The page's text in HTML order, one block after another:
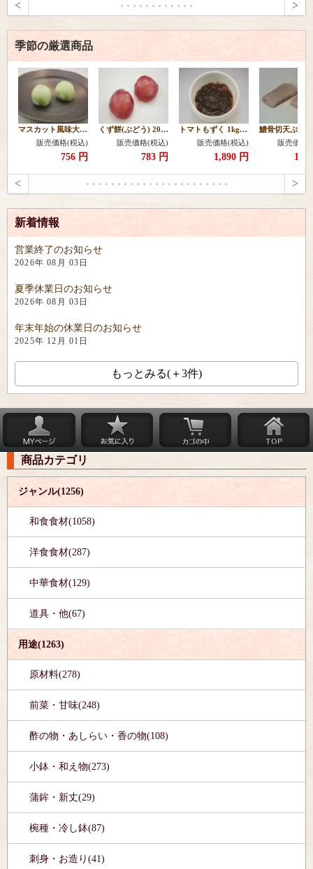
< >
季節の厳選商品
マスカット風味大福20ヶ 【冷凍】
販売価格(税込)
756 円
くず餅(ぶどう) 20g 20個 【冷凍】
販売価格(税込)
783 円
トマトもずく 1kg 【冷凍】
販売価格(税込)
1,890 円
販売価格(
< >
新着情報
営業終了のお知らせ
2026年 08月 03日
夏季休業日のお知らせ
2026年 08月 03日
年末年始の休業日のお知らせ
2025年 12月 01日
もっとみる(＋3件)
商品カテゴリ
ジャンル(1256)
和食食材(1058)
洋食食材(287)
中華食材(129)
道具・他(67)
用途(1263)
原材料(278)
前菜・甘味(248)
酢の物・あしらい・香の物(108)
小鉢・和え物(273)
蒲鉾・新丈(29)
椀種・冷し鉢(87)
刺身・お造り(41)